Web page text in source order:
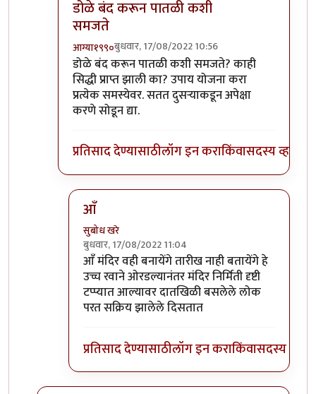
डोळे बंद करून पातळी कशी
समजते
आग्या१९९०बुधवार, 17/08/2022 10:56
In reply toतुमच्या पातळीच्या वर आहेby
डोळे बंद करून पातळी कशी समजते? काही
सिद्धी प्राप्त झाली का? उपाय योजना करा
प्रत्येक समस्येवर. सतत दुसऱ्याकडून अपेक्षा
करणे सोडून द्या.
प्रतिसाद देण्यासाठीलॉग इन कराकिंवासदस्य व्हा
आँ
सुबोध खरे
बुधवार, 17/08/2022 11:04
In reply toडोळे बंद करून पातळी कशी समजते
आँ मंदिर वही बनायेंगे तारीख नाही बतायेंगे हे
उच्च रवाने ओरडल्यानंतर मंदिर निर्मिती दृष्टी
टप्प्यात आल्यावर दातखिळी बसलेले लोक
परत सक्रिय झालेले दिसतात
प्रतिसाद देण्यासाठीलॉग इन कराकिंवासदस्य व्हा